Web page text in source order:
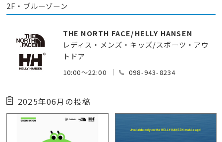
2F・ブルーゾーン
THE NORTH FACE/HELLY HANSEN
レディス・メンズ・キッズ/スポーツ・アウ
トドア
10:00～22:00 098-943-8234
2025年06月の投稿